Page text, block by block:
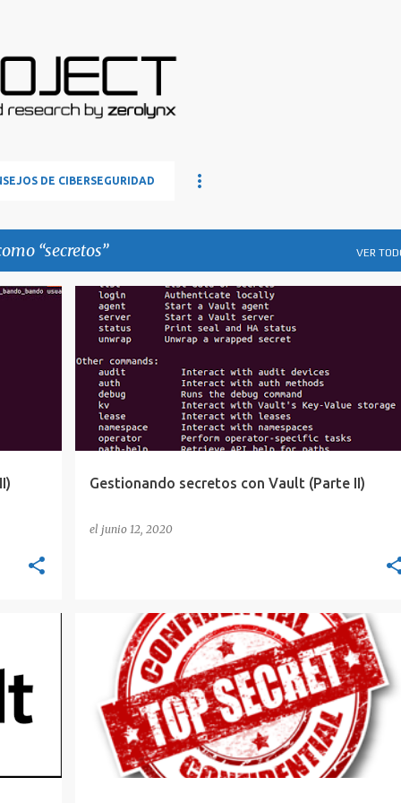
DE CIBERSEGURIDAD
secretos VER
Gestionando secretos con Vault (Parte II)
el junio 12, 2020
OPEN SOURCE SECRETOS VAULT
BUG BOUNTY DEV TIPS GIT GITHUB
PASSWORD PASSWORDS RED TEAM +
SECRETOS